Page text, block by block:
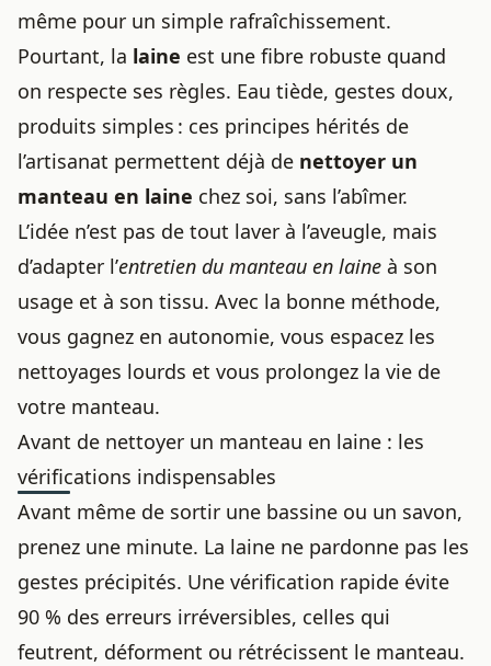
même pour un simple rafraîchissement.
Pourtant, la laine est une fibre robuste quand
on respecte ses règles. Eau tiède, gestes doux,
produits simples : ces principes hérités de
l’artisanat permettent déjà de nettoyer un
manteau en laine chez soi, sans l’abîmer.
L’idée n’est pas de tout laver à l’aveugle, mais
d’adapter l’entretien du manteau en laine à son
usage et à son tissu. Avec la bonne méthode,
vous gagnez en autonomie, vous espacez les
nettoyages lourds et vous prolongez la vie de
votre manteau.
Avant de nettoyer un manteau en laine : les
vérifications indispensables
Avant même de sortir une bassine ou un savon,
prenez une minute. La laine ne pardonne pas les
gestes précipités. Une vérification rapide évite
90 % des erreurs irréversibles, celles qui
feutrent, déforment ou rétrécissent le manteau.